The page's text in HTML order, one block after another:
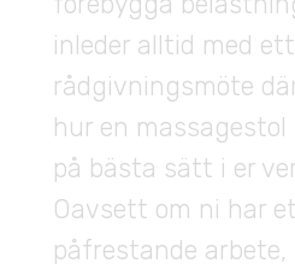
inleder alltid med
rådgivningsmöte
hur en
på bästa sätt i er
Oavsett om ni har
påfrestande arbete,